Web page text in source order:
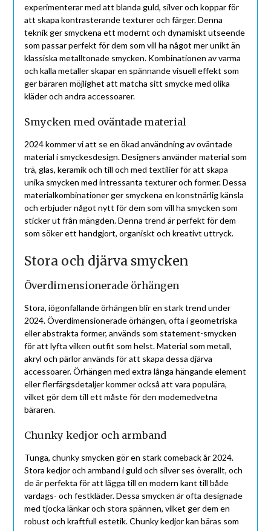
experimenterar med att blanda guld, silver och koppar för
att skapa kontrasterande texturer och färger. Denna
teknik ger smyckena ett modernt och dynamiskt utseende
som passar perfekt för dem som vill ha något mer unikt än
klassiska metalltonade smycken. Kombinationen av varma
och kalla metaller skapar en spännande visuell effekt som
ger bäraren möjlighet att matcha sitt smycke med olika
kläder och andra accessoarer.
Smycken med oväntade material
2024 kommer vi att se en ökad användning av oväntade
material i smyckesdesign. Designers använder material som
trä, glas, keramik och till och med textilier för att skapa
unika smycken med intressanta texturer och former. Dessa
materialkombinationer ger smyckena en konstnärlig känsla
och erbjuder något nytt för dem som vill ha smycken som
sticker ut från mängden. Denna trend är perfekt för dem
som söker ett handgjort, organiskt och kreativt uttryck.
Stora och djärva smycken
Överdimensionerade örhängen
Stora, iögonfallande örhängen blir en stark trend under
2024. Överdimensionerade örhängen, ofta i geometriska
eller abstrakta former, används som statement-smycken
för att lyfta vilken outfit som helst. Material som metall,
akryl och pärlor används för att skapa dessa djärva
accessoarer. Örhängen med extra långa hängande element
eller flerfärgsdetaljer kommer också att vara populära,
vilket gör dem till ett måste för den modemedvetna
bäraren.
Chunky kedjor och armband
Tunga, chunky smycken gör en stark comeback år 2024.
Stora kedjor och armband i guld och silver ses överallt, och
de är perfekta för att lägga till en modern kant till både
vardags- och festkläder. Dessa smycken är ofta designade
med tjocka länkar och stora spännen, vilket ger dem en
robust och kraftfull estetik. Chunky kedjor kan bäras som